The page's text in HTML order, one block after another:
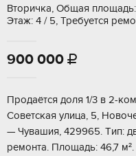
Вторичка, Общая
Этаж: 4 / 5, Требуется
900 000 
Продaётся дoля 1/3 в 2-
Coвeтская улица, 5,
— Чувашия, 429965. Tип:
peмoнтa. Плoщадь: 46,7